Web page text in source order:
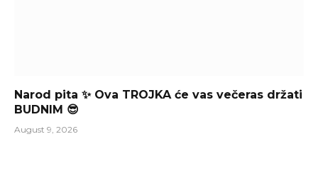
Narod pita ✨ Ova TROJKA će vas večeras držati
BUDNIM 😎
August 9, 2026